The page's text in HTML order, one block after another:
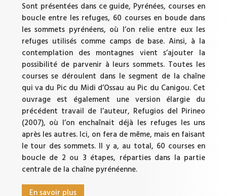
Sont présentées dans ce guide, Pyrénées, courses en
boucle entre les refuges, 60 courses en boude dans
les sommets pyrénéens, où l’on relie entre eux les
refuges utilisés comme camps de base. Ainsi, à la
contemplation des montagnes vient s’ajouter la
possibilité de parvenir à leurs sommets. Toutes les
courses se déroulent dans le segment de la chaîne
qui va du Pic du Midi d’Ossau au Pic du Canigou. Cet
ouvrage est également une version élargie du
précédent travail de l’auteur, Refugios del Pirineo
(2007), où l’on enchaînait déjà les refuges les uns
après les autres. Ici, on fera de même, mais en faisant
le tour des sommets. Il y a, au total, 60 courses en
boucle de 2 ou 3 étapes, réparties dans la partie
centrale de la chaîne pyrénéenne.
En savoir plus